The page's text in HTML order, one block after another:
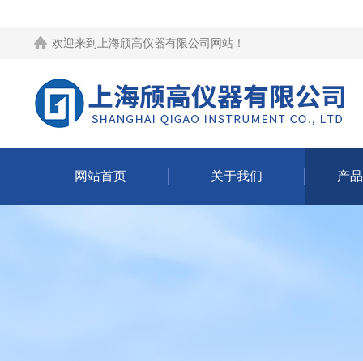
欢迎来到 上海颀高仪器有限公司网站 ！
网站首页 关于我们 产